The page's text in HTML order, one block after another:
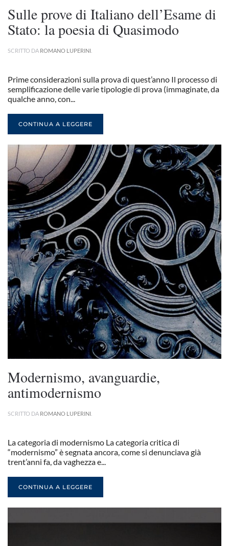
Sulle prove di Italiano dell’Esame di
Stato: la poesia di Quasimodo
SCRITTO DA ROMANO LUPERINI
Prime considerazioni sulla prova di quest’anno Il processo di
semplificazione delle varie tipologie di prova (immaginate, da
qualche anno, con...
CONTINUA A LEGGERE
Modernismo, avanguardie,
antimodernismo
SCRITTO DA ROMANO LUPERINI
La categoria di modernismo La categoria critica di
“modernismo” è segnata ancora, come si denunciava già
trent’anni fa, da vaghezza e...
CONTINUA A LEGGERE